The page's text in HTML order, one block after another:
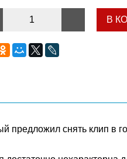
В
предложил снять клип в